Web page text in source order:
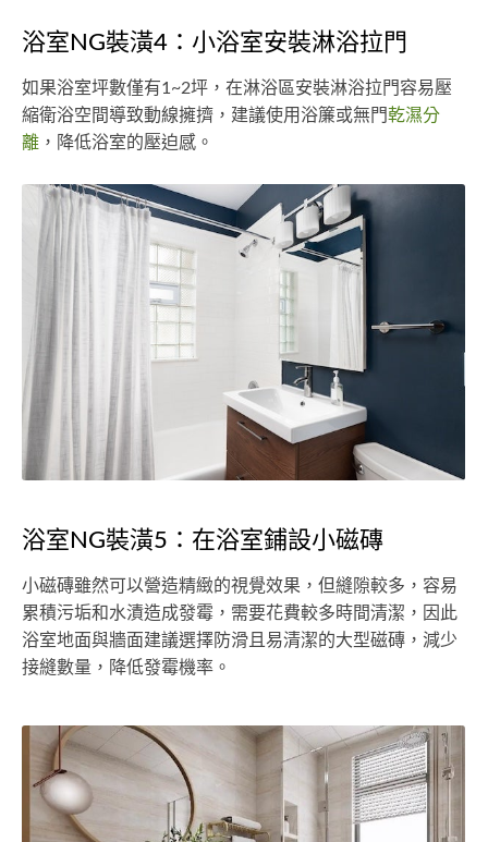
浴室NG裝潢4：小浴室安裝淋浴拉門
如果浴室坪數僅有1~2坪，在淋浴區安裝淋浴拉門容易壓
縮衛浴空間導致動線擁擠，建議使用浴簾或無門乾濕分
離 ，降低浴室的壓迫感。
浴室NG裝潢5：在浴室鋪設小磁磚
小磁磚雖然可以營造精緻的視覺效果，但縫隙較多，容易
累積污垢和水漬造成發霉，需要花費較多時間清潔，因此
浴室地面與牆面建議選擇防滑且易清潔的大型磁磚，減少
接縫數量，降低發霉機率。